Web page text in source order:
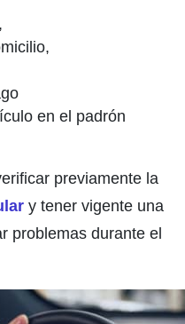
en el padrón
previamente la
y tener vigente una
problemas durante el